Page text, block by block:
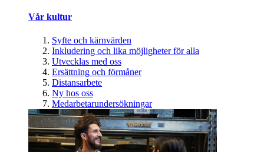
Vår kultur
Syfte och kärnvärden
Inkludering och lika möjligheter för alla
Utvecklas med oss
Ersättning och förmåner
Distansarbete
Ny hos oss
Medarbetarundersökningar